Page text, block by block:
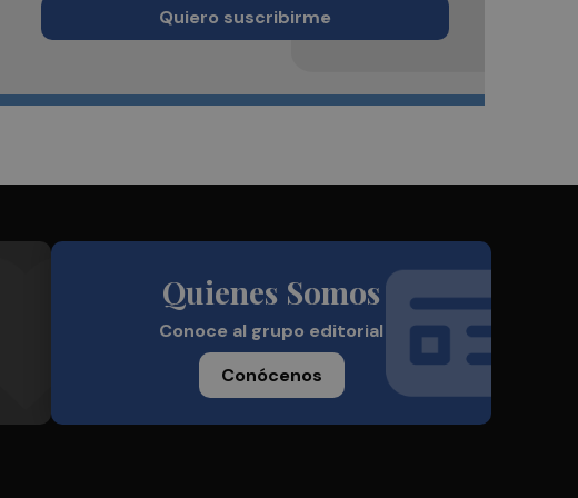
Quiero suscribirme
Quienes Somos
Conoce al grupo editorial
Conócenos